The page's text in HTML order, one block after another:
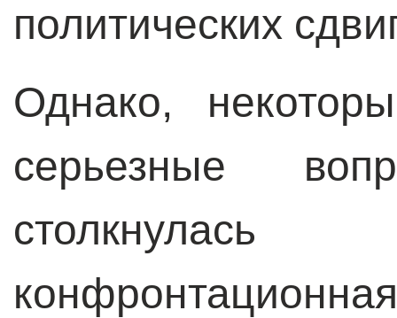
политических
Однако,
серьезные